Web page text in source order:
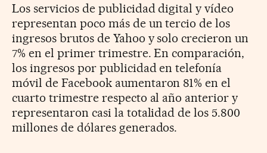
Los servicios de publicidad digital y vídeo
representan poco más de un tercio de los
ingresos brutos de Yahoo y solo crecieron un
7% en el primer trimestre. En comparación,
los ingresos por publicidad en telefonía
móvil de Facebook aumentaron 81% en el
cuarto trimestre respecto al año anterior y
representaron casi la totalidad de los 5.800
millones de dólares generados.